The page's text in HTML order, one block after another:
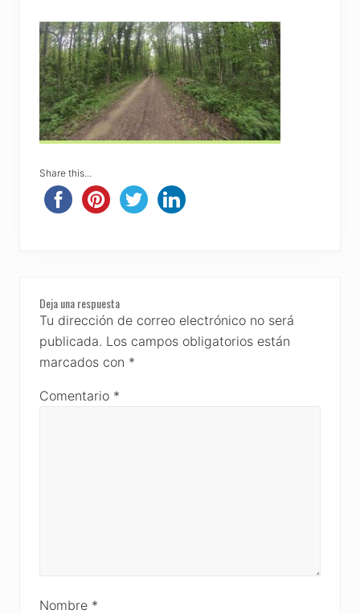
Share this...
Reader
Interactions
Deja una respuesta
Tu dirección de correo electrónico no será
publicada. Los campos obligatorios están
marcados con *
Comentario *
Nombre *